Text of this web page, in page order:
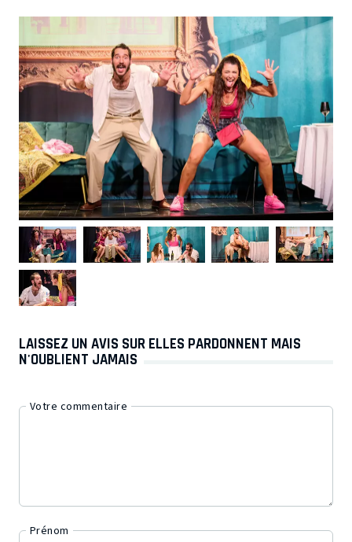
LAISSEZ UN AVIS SUR ELLES PARDONNENT MAIS
N'OUBLIENT JAMAIS
Votre commentaire
Prénom